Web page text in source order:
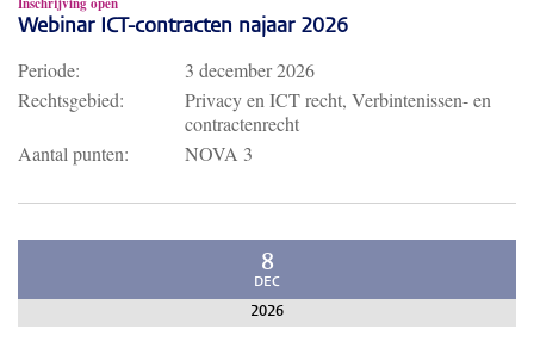
Webinar ICT-contracten najaar 2026
Periode:
3 december 2026
Rechtsgebied:
Privacy en ICT recht, Verbintenissen- en
contractenrecht
Aantal punten:
NOVA 3
8
DEC
2026